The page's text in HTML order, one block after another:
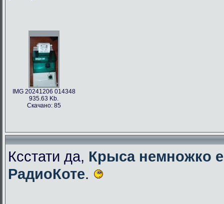
IMG 20241206 014348
935.63 Kb.
Скачано: 85
Ксстати да, Крыса немножко
РадиоКоте.